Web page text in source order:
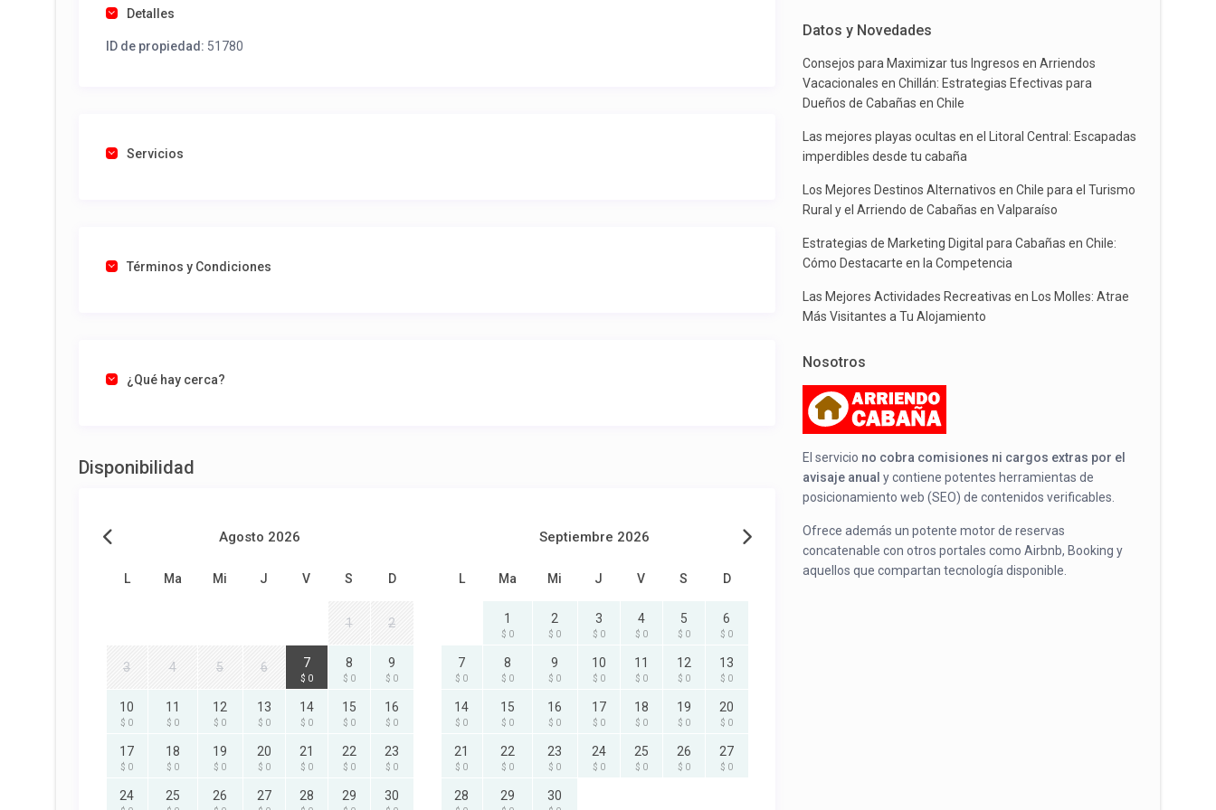
Detalles
ID de propiedad: 51780
Servicios
Términos y Condiciones
¿Qué hay cerca?
Disponibilidad
Agosto 2026
L Ma Mi J V S D
1 2
3 4 5 6 7
$ 0
8
$ 0
9
$ 0
10
$ 0
11
$ 0
12
$ 0
13
$ 0
14
$ 0
15
$ 0
16
$ 0
17
$ 0
18
$ 0
19
$ 0
20
$ 0
21
$ 0
22
$ 0
23
$ 0
24 25 26 27 28 29 30
Septiembre 2026
L Ma Mi J V S D
1
$ 0
2
$ 0
3
$ 0
4
$ 0
5
$ 0
6
$ 0
7
$ 0
8
$ 0
9
$ 0
10
$ 0
11
$ 0
12
$ 0
13
$ 0
14
$ 0
15
$ 0
16
$ 0
17
$ 0
18
$ 0
19
$ 0
20
$ 0
21
$ 0
22
$ 0
23
$ 0
24
$ 0
25
$ 0
26
$ 0
27
$ 0
28 29 30
Datos y Novedades
Consejos para Maximizar tus Ingresos en Arriendos
Vacacionales en Chillán: Estrategias Efectivas para
Dueños de Cabañas en Chile
Las mejores playas ocultas en el Litoral Central: Escapadas
imperdibles desde tu cabaña
Los Mejores Destinos Alternativos en Chile para el Turismo
Rural y el Arriendo de Cabañas en Valparaíso
Estrategias de Marketing Digital para Cabañas en Chile:
Cómo Destacarte en la Competencia
Las Mejores Actividades Recreativas en Los Molles: Atrae
Más Visitantes a Tu Alojamiento
Nosotros
El servicio no cobra comisiones ni cargos extras por el
avisaje anual y contiene potentes herramientas de
posicionamiento web (SEO) de contenidos verificables.
Ofrece además un potente motor de reservas
concatenable con otros portales como Airbnb, Booking y
aquellos que compartan tecnología disponible.